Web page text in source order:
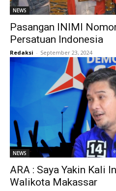
NEWS
Pasangan INIMI
Persatuan Indonesia
Redaksi - September 23, 2024
NEWS
ARA : Saya Yakin Kali
Walikota Makassar